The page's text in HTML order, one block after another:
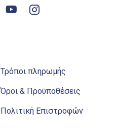
Τρόποι πληρωμής
Όροι & Προϋποθέσεις
Πολιτική Επιστροφών